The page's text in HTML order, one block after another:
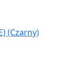
(Czarny)